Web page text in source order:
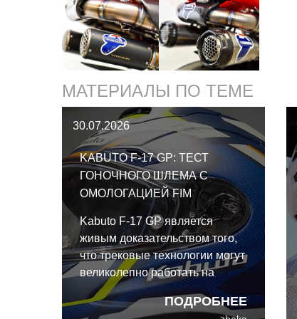
МАТЕРИАЛЫ ПО ТЕМЕ
30.07.2026
KABUTO F-17 GP: ТЕСТ
ГОНОЧНОГО ШЛЕМА С
ОМОЛОГАЦИЕЙ FIM
ПОДРОБНЕЕ
Kabuto F-17 GP является
живым доказательством того,
что трековые технологии могут
великолепно работать на
улице. И даже для такого
райдера выходного дня, как я,